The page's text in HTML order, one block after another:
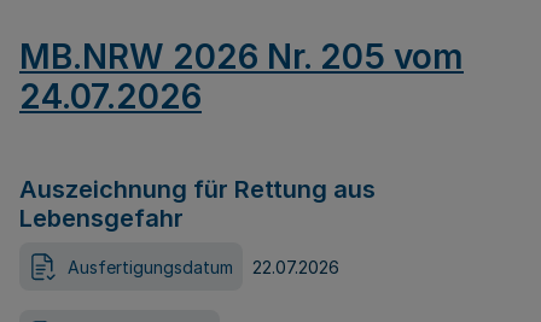
MB.NRW 2026 Nr. 205 vom
24.07.2026
Auszeichnung für Rettung aus
Lebensgefahr
Ausfertigungsdatum 22.07.2026